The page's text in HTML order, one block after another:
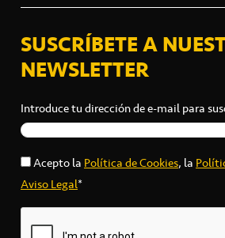
SUSCRÍBETE A
NEWSLETTER
Introduce tu dirección de e-mail para
Acepto la Política de Cookies, la
Aviso Legal*